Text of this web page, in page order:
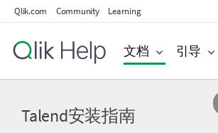
Qlik.com Community Learning
文档 引导
Talend安装指南